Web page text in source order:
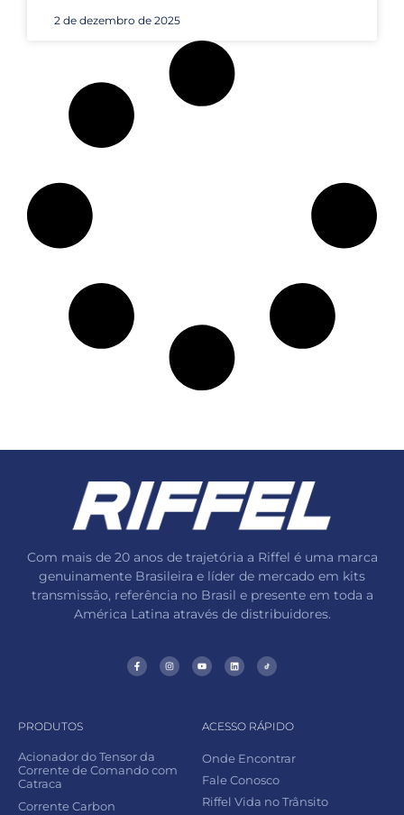
2 de dezembro de 2025
Com mais de 20 anos de trajetória a Riffel é uma marca
genuinamente Brasileira e líder de mercado em kits
transmissão, referência no Brasil e presente em toda a
América Latina através de distribuidores.
PRODUTOS
Acionador do Tensor da
Corrente de Comando com
Catraca
Corrente Carbon
ACESSO RÁPIDO
Onde Encontrar
Fale Conosco
Riffel Vida no Trânsito